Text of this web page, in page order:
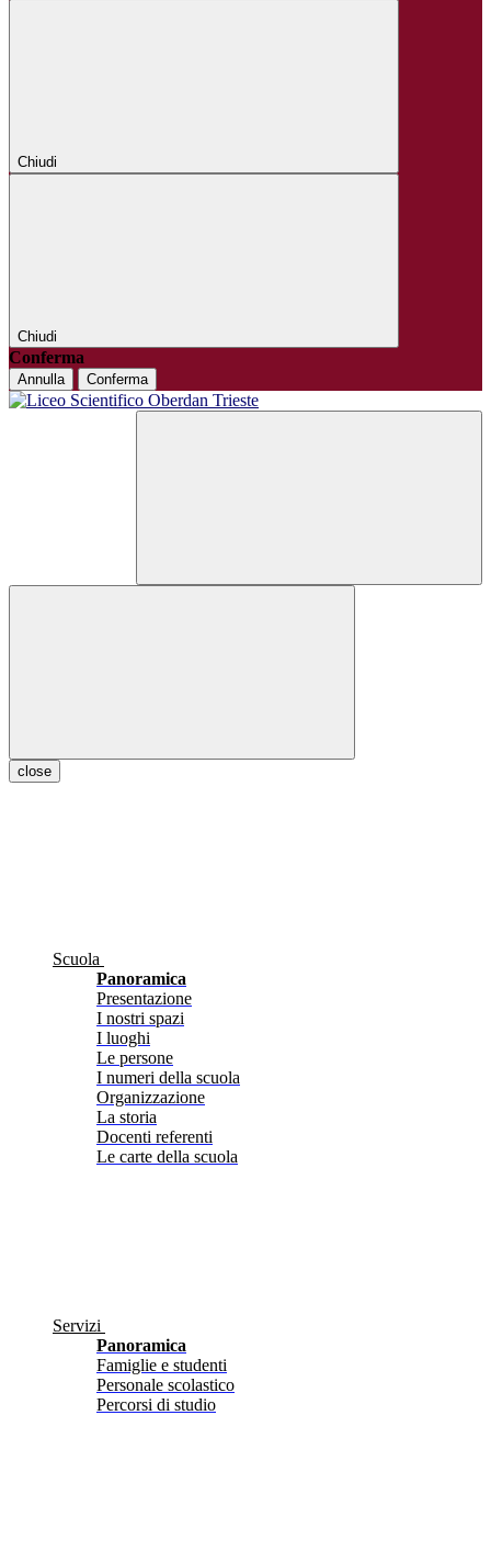
Chiudi
Chiudi
Conferma
Annulla Conferma
close
Scuola
Panoramica
Presentazione
I nostri spazi
I luoghi
Le persone
I numeri della scuola
Organizzazione
La storia
Docenti referenti
Le carte della scuola
Servizi
Panoramica
Famiglie e studenti
Personale scolastico
Percorsi di studio